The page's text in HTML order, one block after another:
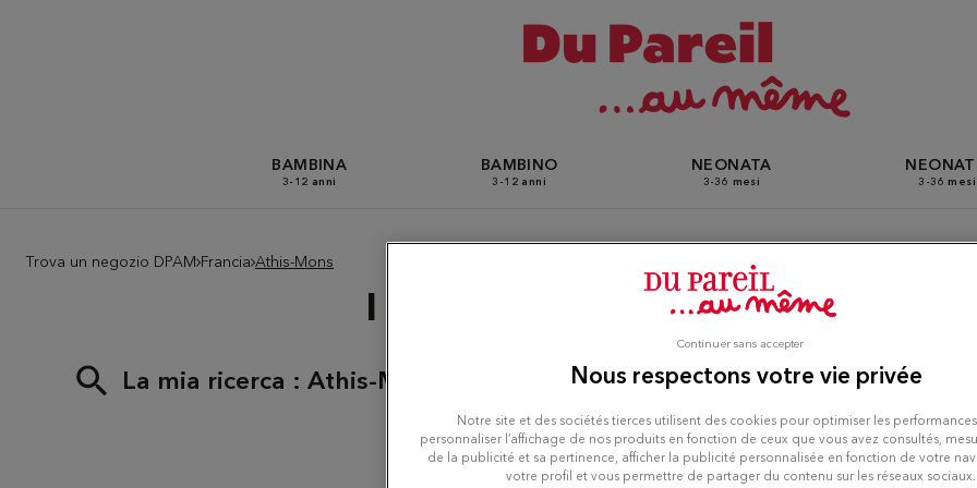
BAMBINA
3-12 anni
BAMBINO
3-12 anni
NEONATA
3-36 mesi 3-36 mesi
Trova un negozio DPAM Francia Athis-Mons
I negozi Du Pareil Au Même a
La mia ricerca : Athis-Mons Nous respectons votre vie privée
Notre site et des sociétés tierces utilisent des cookies pour optimiser les
personnaliser l’affichage de nos produits en fonction de ceux que vous avez consultés,
de la publicité et sa pertinence, afficher la publicité personnalisée en fonction de votre
votre profil et vous permettre de partager du contenu sur les réseaux sociaux.
Continuer sans accepter